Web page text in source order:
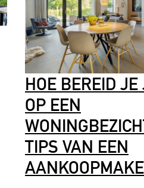
HOE BEREID JE
OP EEN
TIPS VAN EEN